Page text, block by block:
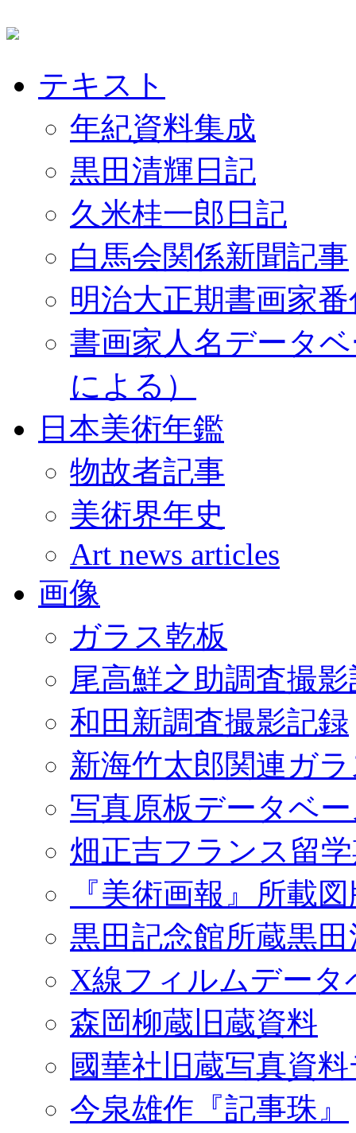
テキスト
年紀資料集成
黒田清輝日記
久米桂一郎日記
白馬会関係新聞記事
明治大正期書画家
書画家人名データ
による）
日本美術年鑑
物故者記事
美術界年史
Art news articles
画像
ガラス乾板
尾高鮮之助調査撮
和田新調査撮影記録
新海竹太郎関連ガ
写真原板データベ
畑正吉フランス留
『美術画報』所載
黒田記念館所蔵黒
X線フィルムデータ
森岡柳蔵旧蔵資料
國華社旧蔵写真資
今泉雄作『記事珠』